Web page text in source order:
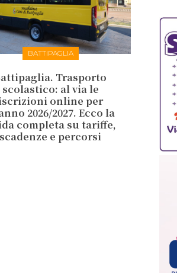
BATTIPAGLIA
Trasporto
scolastico: al via le
online per
2026/2027. Ecco la
completa su tariffe,
scadenze e percorsi